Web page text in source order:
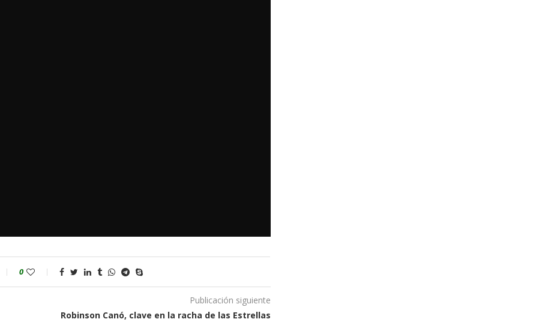
0
Publicación siguiente
Robinson Canó, clave en la racha de las Estrellas